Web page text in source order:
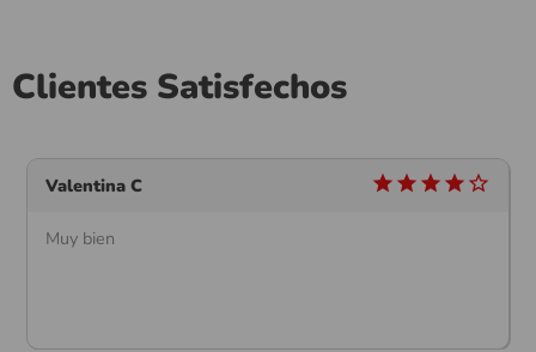
Clientes Satisfechos
Valentina C star star star star star_outline
Muy bien